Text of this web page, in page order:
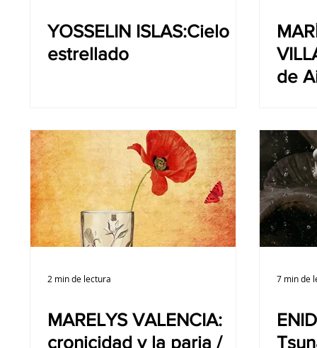
YOSSELIN ISLAS:Cielo
estrellado
de
2 min de lectura
MARELYS VALENCIA:
cronicidad y la paria /
7 min de